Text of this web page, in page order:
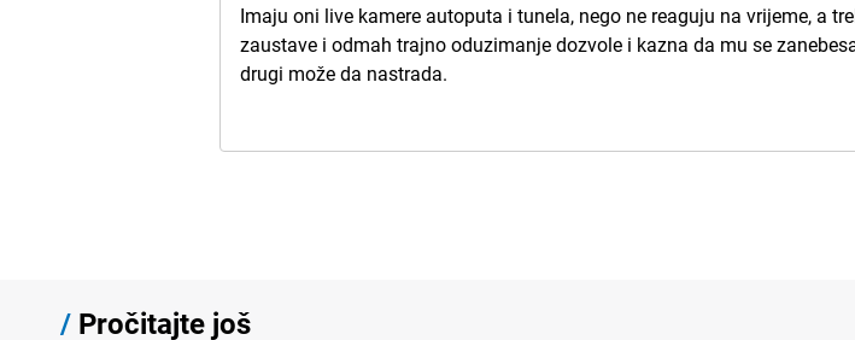
Imaju oni live kamere autoputa i tunela, nego ne reaguju na vrijeme, a
zaustave i odmah trajno oduzimanje dozvole i kazna da mu se
drugi može da nastrada.
/ Pročitajte još